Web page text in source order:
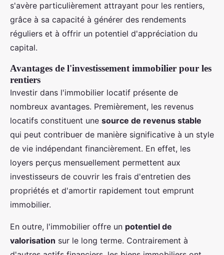
s'avère particulièrement attrayant pour les rentiers,
grâce à sa capacité à générer des rendements
réguliers et à offrir un potentiel d'appréciation du
capital.
Avantages de l'investissement immobilier pour les
rentiers
Investir dans l'immobilier locatif présente de
nombreux avantages. Premièrement, les revenus
locatifs constituent une source de revenus stable
qui peut contribuer de manière significative à un style
de vie indépendant financièrement. En effet, les
loyers perçus mensuellement permettent aux
investisseurs de couvrir les frais d'entretien des
propriétés et d'amortir rapidement tout emprunt
immobilier.
En outre, l'immobilier offre un potentiel de
valorisation sur le long terme. Contrairement à